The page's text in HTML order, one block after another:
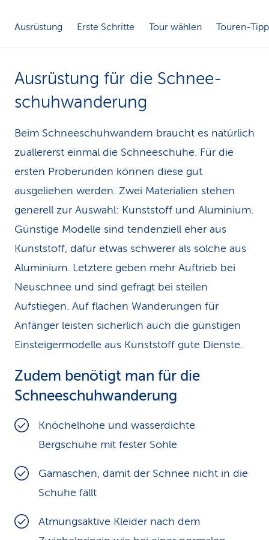
Ausrüstung Erste Schritte Tour wählen Touren-
Ausrüstung für die Schnee­
schuh­wanderung
Beim Schneeschuhwandern braucht es natürlich
zuallererst einmal die Schneeschuhe. Für die
ersten Proberunden können diese gut
ausgeliehen werden. Zwei Materialien stehen
generell zur Auswahl: Kunststoff und Aluminium.
Günstige Modelle sind tendenziell eher aus
Kunststoff, dafür etwas schwerer als solche aus
Aluminium. Letztere geben mehr Auftrieb bei
Neuschnee und sind gefragt bei steilen
Aufstiegen. Auf flachen Wanderungen für
Anfänger leisten sicherlich auch die günstigen
Einsteigermodelle aus Kunststoff gute Dienste.
Zudem benötigt man für die
Schnee­schuh­wan­derung
Knöchelhohe und wasserdichte
Bergschuhe mit fester Sohle
Gamaschen, damit der Schnee nicht in die
Schuhe fällt
Atmungsaktive Kleider nach dem